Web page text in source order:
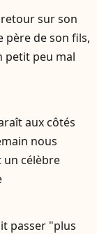
sur son
père de son fils,
petit peu mal
aux côtés
nous
un célèbre
passer "plus